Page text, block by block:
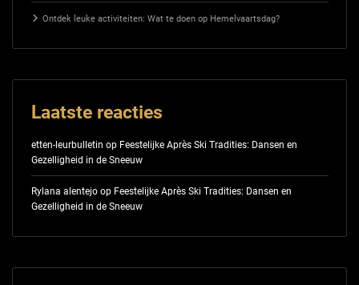
Ontdek leuke activiteiten: Wat te doen op Hemelvaartsdag?
Laatste reacties
etten-leurbulletin op Feestelijke Après Ski Tradities: Dansen en
Gezelligheid in de Sneeuw
Rylana alentejoop Feestelijke Après Ski Tradities: Dansen en
Gezelligheid in de Sneeuw